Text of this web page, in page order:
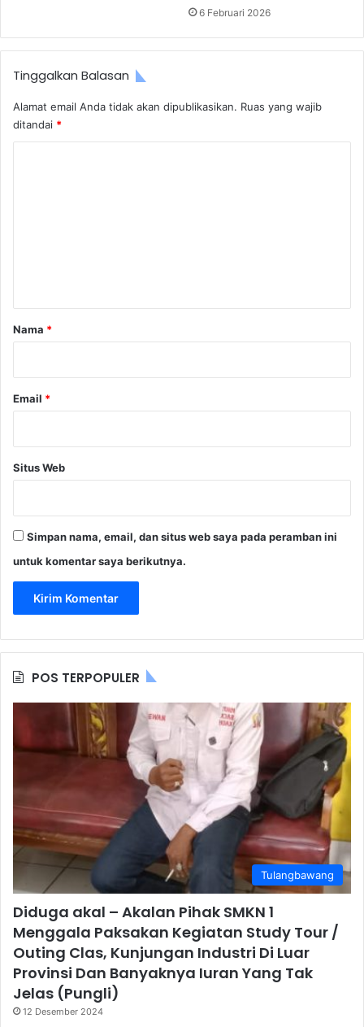
6 Februari 2026
Tinggalkan Balasan
Alamat email Anda tidak akan dipublikasikan. Ruas yang wajib
ditandai *
rNama *
Email *
Situs Web
Simpan nama, email, dan situs web saya pada peramban ini
untuk komentar saya berikutnya.
POS TERPOPULER
Tulangbawang
Diduga akal – Akalan Pihak SMKN 1
Menggala Paksakan Kegiatan Study Tour /
Outing Clas, Kunjungan Industri Di Luar
Provinsi Dan Banyaknya Iuran Yang Tak
Jelas (Pungli)
12 Desember 2024